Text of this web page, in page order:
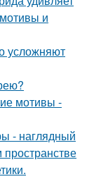
и
усложняют
мотивы -
- наглядный